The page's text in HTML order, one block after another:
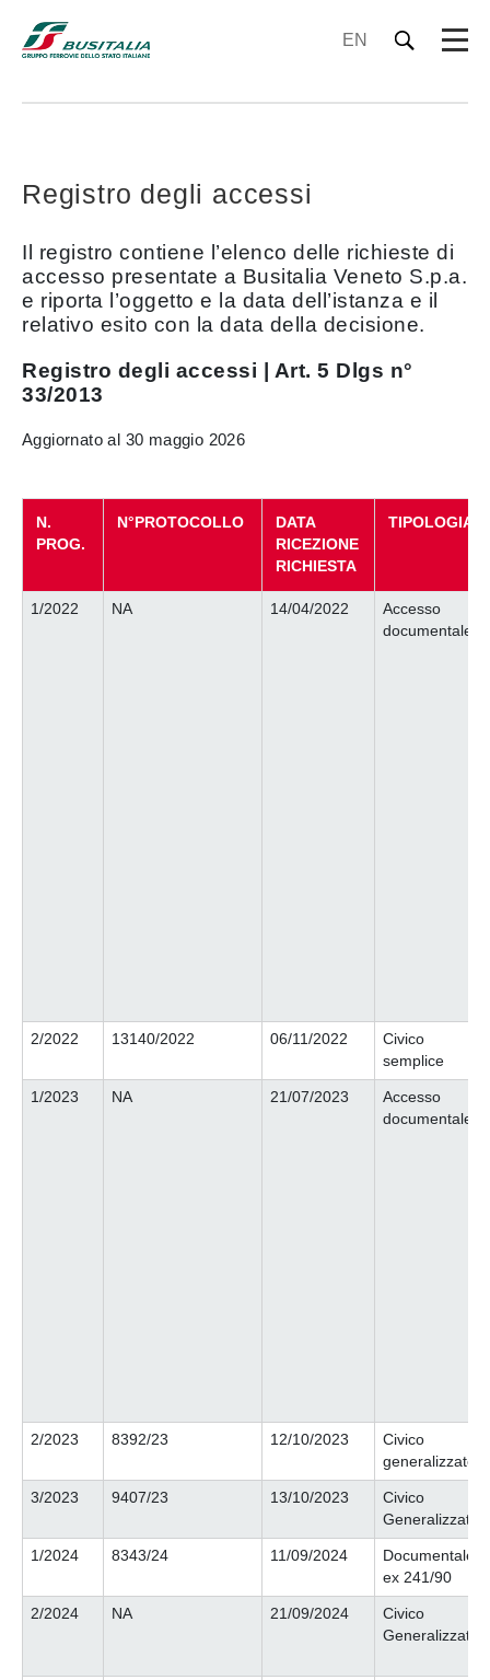
EN
Registro degli accessi
Il registro contiene l’elenco delle richieste di
accesso presentate a Busitalia Veneto S.p.a.
e riporta l’oggetto e la data dell’istanza e il
relativo esito con la data della decisione.
Registro degli accessi | Art. 5 Dlgs n°
33/2013
Aggiornato al 30 maggio 2026
N.
PROG.
N°PROTOCOLLO
DATA
RICEZIONE
RICHIESTA
TIPOLOGIA
1/2022 NA 14/04/2022
Accesso
documentale
2/2022 13140/2022 06/11/2022
Civico
semplice
1/2023 NA 21/07/2023
Accesso
documentale
2/2023 8392/23 12/10/2023
Civico
generalizzato
3/2023 9407/23 13/10/2023
Civico
Generalizzato
1/2024 8343/24 11/09/2024
Documentale
ex 241/90
2/2024 NA 21/09/2024
Civico
Generalizzato